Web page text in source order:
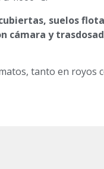
suelos
cámara y
tanto en royos